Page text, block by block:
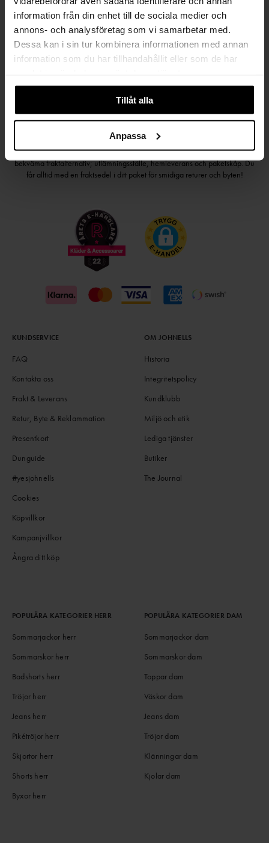
information från din enhet till de sociala medier och
annons- och analysföretag som vi samarbetar med.
Dessa kan i sin tur kombinera informationen med annan
information som du har tillhandahållit eller som de har
Tillåt alla
Anpassa
Håll dig uppdaterad
PRENUMERERA PÅ VÅRT NYHETSBREV
HANDLA TRYGGT OCH SMIDIGT
Välj det betalsätt som passar dig med Klarna. Vi på Johnells erbjuder flera
bekväma fraktalternativ; utlämningsställe, hemleverans och paketskåp. Du
får alltid med en fraktsedel i ditt paket för smidiga returer och byten!
KUNDSERVICE
FAQ
Kontakta oss
Frakt & Leverans
Retur, Byte & Reklammation
Presentkort
Dunguide
#yesjohnells
Cookies
Köpvillkor
Kampanjvillkor
Ångra ditt köp
OM JOHNELLS
Historia
Integritetspolicy
Kundklubb
Miljö och etik
Lediga tjänster
Butiker
The Journal
POPULÄRA KATEGORIER HERR
Sommarjackor herr
Sommarskor herr
Badshorts herr
Tröjor herr
Jeans herr
Pikétröjor herr
Skjortor herr
Shorts herr
Byxor herr
POPULÄRA KATEGORIER DAM
Sommarjackor dam
Sommarskor dam
Toppar dam
Väskor dam
Jeans dam
Tröjor dam
Klänningar dam
Kjolar dam